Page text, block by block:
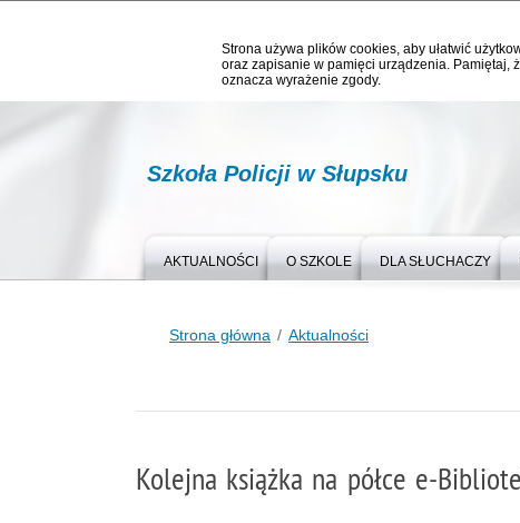
Strona używa plików cookies, aby ułatwić
oraz zapisanie w pamięci urządzenia. Pamiętaj,
oznacza wyrażenie zgody.
Szkoła Policji w Słupsku
AKTUALNOŚCI O SZKOLE DLA SŁUCHACZY
Strona główna Aktualności
Kolejna książka na półce e-